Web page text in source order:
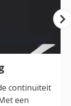
continuïteit
een